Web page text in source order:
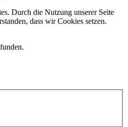
Durch die Nutzung unserer Seite
dass wir Cookies setzen.